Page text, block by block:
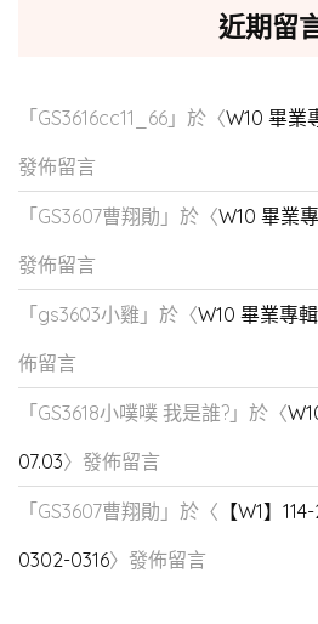
近期留
「 GS3616cc11_66 」於〈W10 畢業
發佈留言
「 GS3607曹翔勛 」於〈W10 畢業
發佈留言
「 gs3603小雞 」於〈W10 畢業專
佈留言
「 GS3618小噗噗 我是誰? 」於〈
07.03〉發佈留言
「 GS3607曹翔勛 」於〈 【W1】
0302-0316〉發佈留言